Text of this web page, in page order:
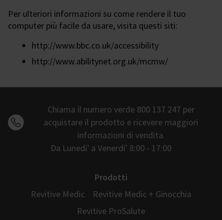
Per ulteriori informazioni su come rendere il tuo
computer più facile da usare, visita questi siti:
http://www.bbc.co.uk/accessibility
http://www.abilitynet.org.uk/mcmw/
Chiama il numero verde 800 137 247 per
acquistare il prodotto e ricevere maggiori
informazioni di vendita.
Da Lunedi' a Venerdi' 8:00 - 17:00
Prodotti
Revitive Medic
Revitive Medic + Ginocchia
Revitive ProSalute